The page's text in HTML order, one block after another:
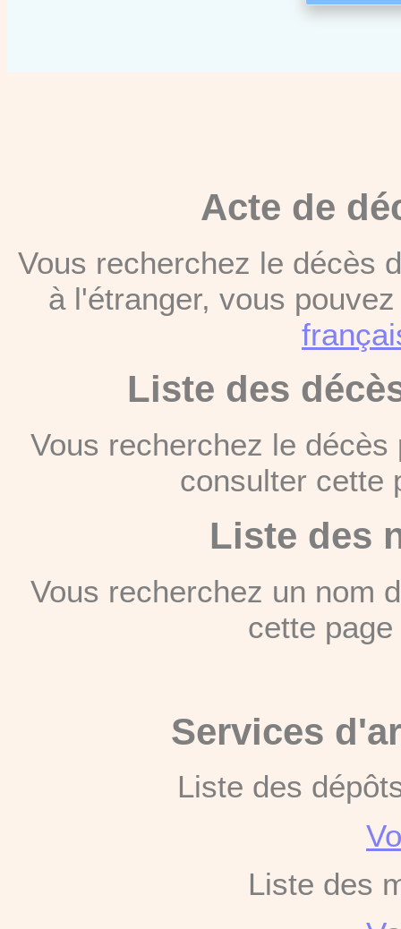
Acte de
Vous recherchez le décès
à l'étranger, vous
Liste des
Vous recherchez le
consulter
Liste des
Vous recherchez un nom
cette
Services
Liste des
Liste des